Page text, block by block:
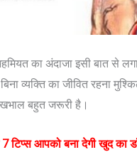
का अंदाजा इसी बात से
व्यक्ति का जीवित रहना
बहुत जरूरी है।
टिप्स आपको बना देगी खुद का